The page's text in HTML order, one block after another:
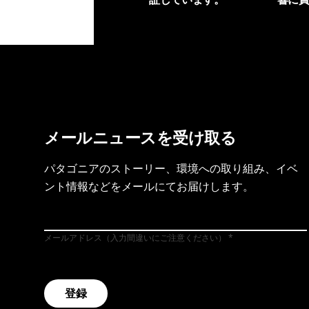
メールニュースを受け取る
パタゴニアのストーリー、環境への取り組み、イベ
ント情報などをメールにてお届けします。
メールアドレス（入力間違いにご注意ください）
登録